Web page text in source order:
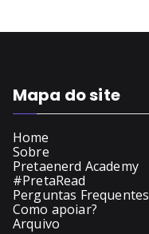
Mapa do site
Home
Sobre
Pretaenerd Academy
#PretaRead
Perguntas Frequentes
Como apoiar?
Arquivo